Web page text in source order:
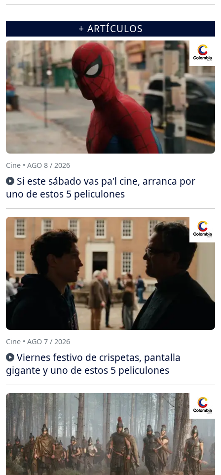
+ ARTÍCULOS
Cine • AGO 8 / 2026
Si este sábado vas pa'l cine, arranca por
uno de estos 5 peliculones
Cine • AGO 7 / 2026
Viernes festivo de crispetas, pantalla
gigante y uno de estos 5 peliculones